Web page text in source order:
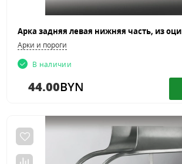
Арки и пороги
В наличии
44.00BYN